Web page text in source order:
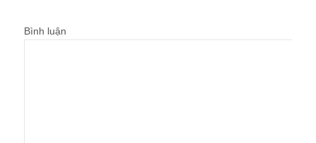
Bình luận